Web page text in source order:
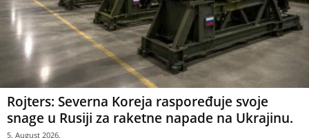
Rojters: Severna Koreja raspoređuje svoje
snage u Rusiji za raketne napade na Ukrajinu.
5. August 2026.